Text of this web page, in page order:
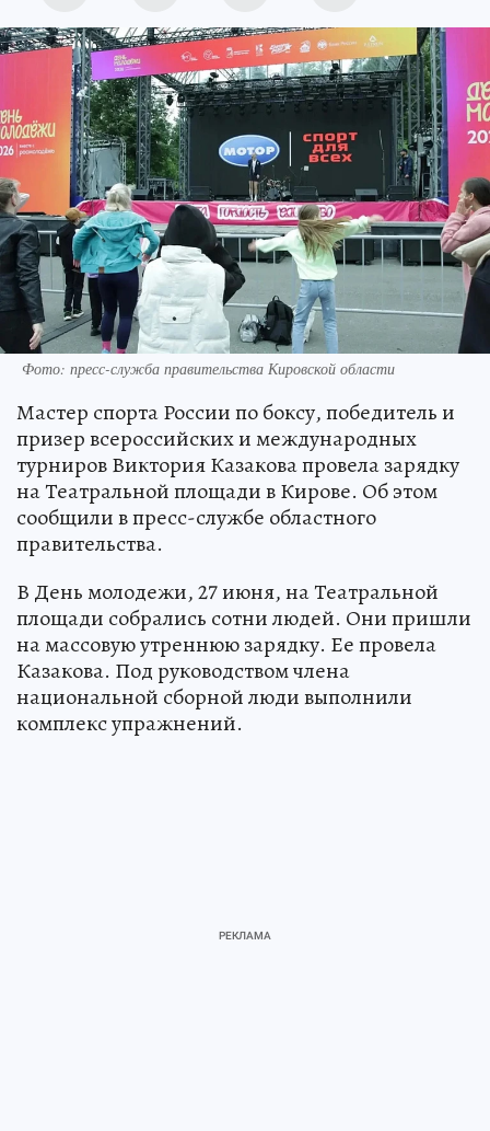
Фото: пресс-служба правительства Кировской области
Мастер спорта России по боксу, победитель и
призер всероссийских и международных
турниров Виктория Казакова провела зарядку
на Театральной площади в Кирове. Об этом
сообщили в пресс-службе областного
правительства.
В День молодежи, 27 июня, на Театральной
площади собрались сотни людей. Они пришли
на массовую утреннюю зарядку. Ее провела
Казакова. Под руководством члена
национальной сборной люди выполнили
комплекс упражнений.